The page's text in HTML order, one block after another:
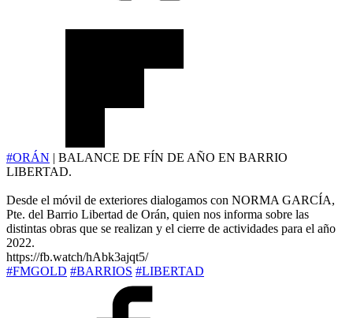
#ORÁN | BALANCE DE FÍN DE AÑO EN BARRIO
LIBERTAD.
Desde el móvil de exteriores dialogamos con NORMA GARCÍA,
Pte. del Barrio Libertad de Orán, quien nos informa sobre las
distintas obras que se realizan y el cierre de actividades para el año
2022.
https://fb.watch/hAbk3ajqt5/
#FMGOLD #BARRIOS #LIBERTAD